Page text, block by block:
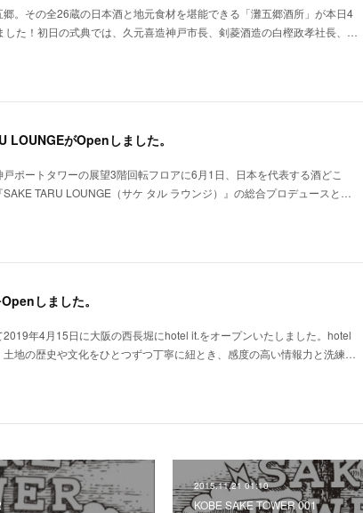
。その全26蔵の日本酒と地元食材を堪能できる「灘五郷酒所」が本日4
した！初日の式典では、久元喜造神戸市長、剣菱酒造の白樫政孝社長、…
LOUNGEがOpenしました。
ポートタワーの展望3階回転フロアに6月1日、日本を代表する酒どこ
TARU LOUNGE（サケ タル ラウンジ）』の総合プロデュースと…
しました。
年4月15日に大阪の西長堀にhotel it.をオープンいたしました。hotel
地の歴史や文化をひとつずつ丁寧に紐とき、感度の高い情報力と洗練…
2015.11.21 01:10
KOBE SAKE TOWER 001